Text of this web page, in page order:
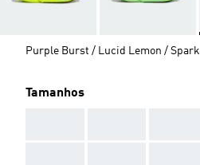
Purple Burst / Lucid Lemon / Spark
Tamanhos